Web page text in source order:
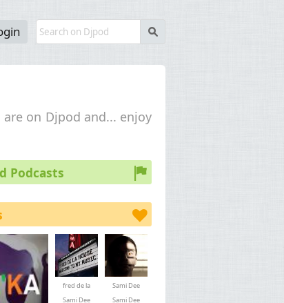
s
on Djpod and... enjoy
Podcasts
fred de la
house
Sami Dee
Sami Dee
Sami Dee